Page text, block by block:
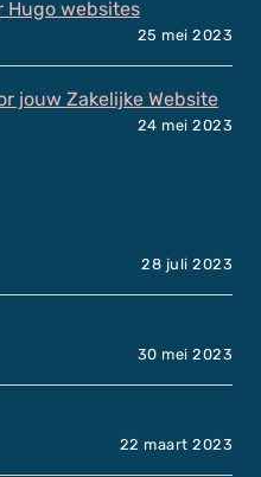
Hugo websites
25 mei 2023
jouw Zakelijke Website
24 mei 2023
28 juli 2023
30 mei 2023
22 maart 2023